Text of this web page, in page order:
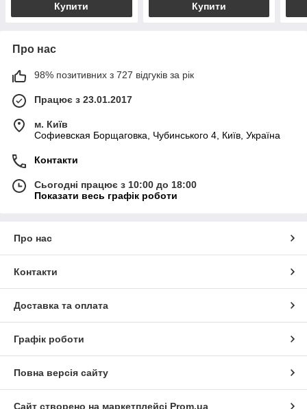
Купити Купити
Про нас
98% позитивних з 727 відгуків за рік
Працює з 23.01.2017
м. Київ
Софиевская Борщаговка, Чубинського 4, Київ, Україна
Контакти
Сьогодні працює з 10:00 до 18:00
Показати весь графік роботи
Про нас
Контакти
Доставка та оплата
Графік роботи
Повна версія сайту
Сайт створено на маркетплейсі Prom.ua